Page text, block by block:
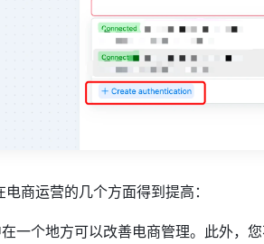
商运营的几个方面得到提高：
一个地方可以改善电商管理。此外，